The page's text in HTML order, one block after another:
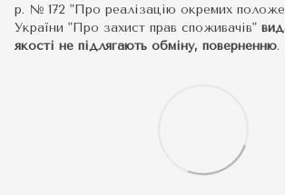
р. № 172 "Про реалізацію окремих
України "Про захист прав споживачів"
якості не підлягають обміну, поверненню.